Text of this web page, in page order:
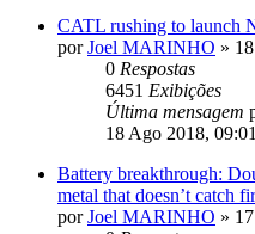
CATL rushing to launch
porJoel MARINHO »
0 Respostas
6451 Exibições
Última mensagem
18 Ago 2018, 09:01
Battery breakthrough:
metal that doesn’t catch
porJoel MARINHO »